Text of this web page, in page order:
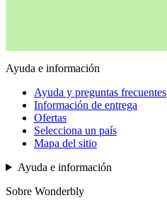
Ayuda e información
Ayuda y preguntas frecuentes
Información de entrega
Ofertas
Selecciona un país
Mapa del sitio
Ayuda e información
Sobre Wonderbly